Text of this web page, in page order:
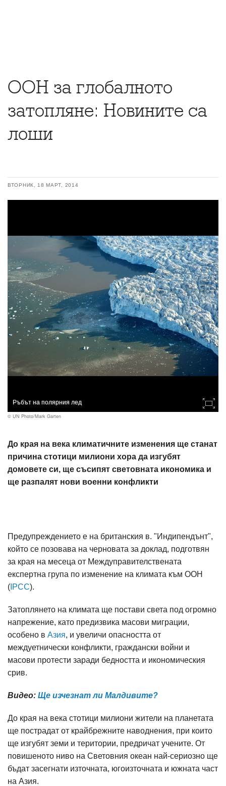
ООН за глобалното
затопляне: Новините са
лоши
ВТОРНИК, 18 МАРТ, 2014
Ръбът на полярния лед
© UN Photo/Mark Garten
До края на века климатичните изменения ще станат
причина стотици милиони хора да изгубят
домовете си, ще съсипят световната икономика и
ще разпалят нови военни конфликти
Предупреждението е на британския в. "Индипендънт",
който се позовава на черновата за доклад, подготвян
за края на месеца от Междуправителствената
експертна група по изменение на климата към ООН
( IPCC).
Затоплянето на климата ще постави света под огромно
напрежение, като предизвика масови миграции,
особено в Азия, и увеличи опасността от
междуетнически конфликти, граждански войни и
масови протести заради бедността и икономическия
срив.
Видео: Ще изчезнат ли Малдивите?
До края на века стотици милиони жители на планетата
ще пострадат от крайбрежните наводнения, при които
ще изгубят земи и територии, предричат учените. От
повишеното ниво на Световния океан най-сериозно ще
бъдат засегнати източната, югоизточната и южната част
на Азия.